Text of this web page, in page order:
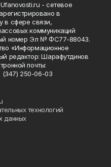
- сетевое
в
в сфере связи,
коммуникаций
номер Эл № ФС77-88043.
«Информационное
редактор: Шарафутдинов
почты:
(347) 250-06-03
технологий
данных